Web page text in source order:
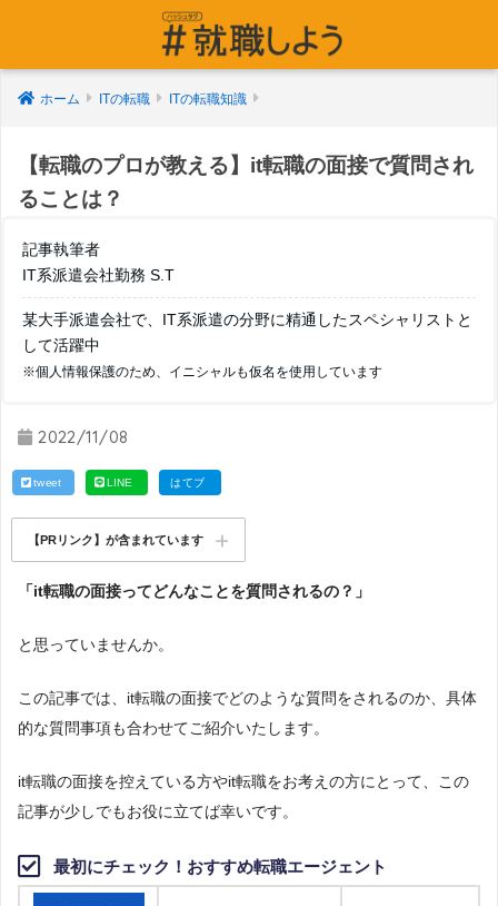
ホーム ITの転職 ITの転職知識
【転職のプロが教える】it転職の面接で質問され
ることは？
記事執筆者
IT系派遣会社勤務 S.T
某大手派遣会社で、IT系派遣の分野に精通したスペシャリストと
して活躍中
※個人情報保護のため、イニシャルも仮名を使用しています
2022/11/08
tweet LINE はてブ
【PRリンク】が含まれています
「it転職の面接ってどんなことを質問されるの？」
と思っていませんか。
この記事では、it転職の面接でどのような質問をされるのか、具体
的な質問事項も合わせてご紹介いたします。
it転職の面接を控えている方やit転職をお考えの方にとって、この
記事が少しでもお役に立てば幸いです。
最初にチェック！おすすめ転職エージェント